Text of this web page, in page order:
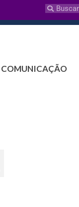
COMUNICAÇÃO